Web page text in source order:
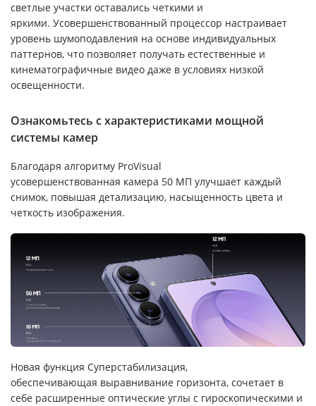
светлые участки оставались четкими и
яркими. Усовершенствованный процессор настраивает
уровень шумоподавления на основе индивидуальных
паттернов, что позволяет получать естественные и
кинематографичные видео даже в условиях низкой
освещенности.
Ознакомьтесь с характеристиками мощной
системы камер
Благодаря алгоритму ProVisual
усовершенствованная камера 50 МП улучшает каждый
снимок, повышая детализацию, насыщенность цвета и
четкость изображения.
Новая функция Суперстабилизация,
обеспечивающая выравнивание горизонта, сочетает в
себе расширенные оптические углы с гироскопическими и